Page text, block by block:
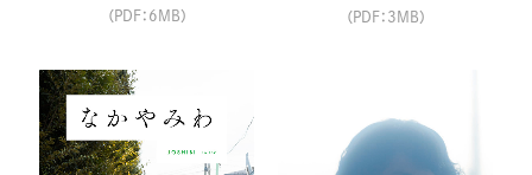
（PDF：6MB） （PDF：3MB）